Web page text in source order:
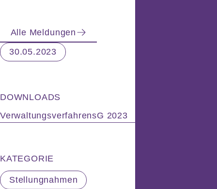
Alle Meldungen
30.05.2023
DOWNLOADS
VerwaltungsverfahrensG 2023
KATEGORIE
Stellungnahmen